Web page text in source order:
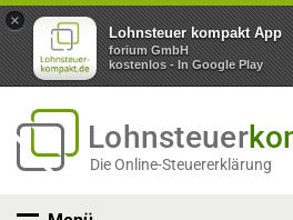
×
Lohnsteuer kompakt App
forium GmbH
kostenlos - In Google Play
Lohnsteuer
Die Online-Steuererklärung